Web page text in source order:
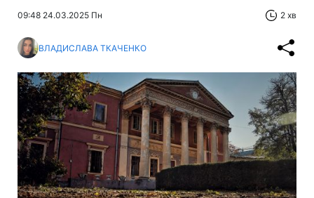
09:48 24.03.2025 Пн 2 хв
ВЛАДИСЛАВА ТКАЧЕНКО